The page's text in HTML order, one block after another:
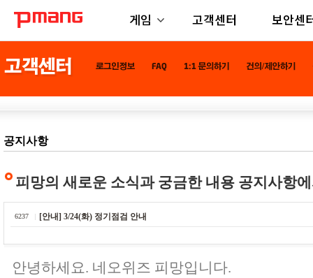
게임 고객센터 보안센
공지사항
피망의 새로운 소식과 궁금한 내용 공지사항
6237 [안내] 3/24(화) 정기점검 안내
안녕하세요. 네오위즈 피망입니다.